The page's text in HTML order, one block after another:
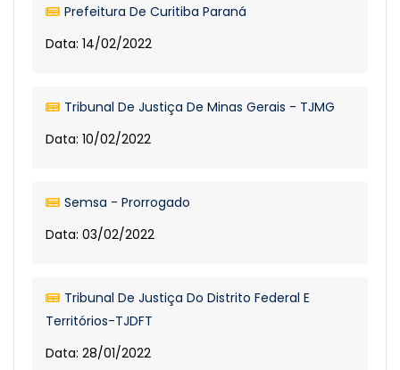
Prefeitura De Curitiba Paraná
Data: 14/02/2022
Tribunal De Justiça De Minas Gerais - TJMG
Data: 10/02/2022
Semsa - Prorrogado
Data: 03/02/2022
Tribunal De Justiça Do Distrito Federal E
Territórios-TJDFT
Data: 28/01/2022